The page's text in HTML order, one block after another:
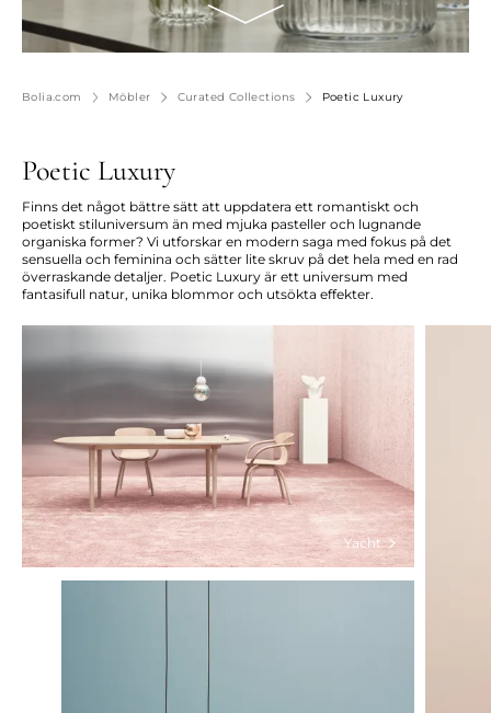
Bolia.com Möbler Curated Collections Poetic Luxury
Poetic Luxury
Finns det något bättre sätt att uppdatera ett romantiskt och
poetiskt stiluniversum än med mjuka pasteller och lugnande
organiska former? Vi utforskar en modern saga med fokus på det
sensuella och feminina och sätter lite skruv på det hela med en rad
överraskande detaljer. Poetic Luxury är ett universum med
fantasifull natur, unika blommor och utsökta effekter.
Yacht